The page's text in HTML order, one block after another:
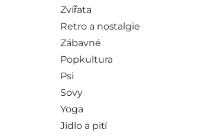
Zvířata
Retro a nostalgie
Zábavné
Popkultura
Psi
Sovy
Yoga
Jídlo a pití